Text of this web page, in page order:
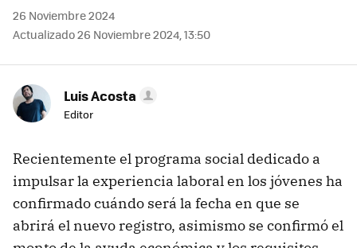
26 Noviembre 2024
Actualizado 26 Noviembre 2024, 13:50
Luis Acosta
Editor
Recientemente el programa social dedicado a
impulsar la experiencia laboral en los jóvenes ha
confirmado cuándo será la fecha en que se
abrirá el nuevo registro, asimismo se confirmó el